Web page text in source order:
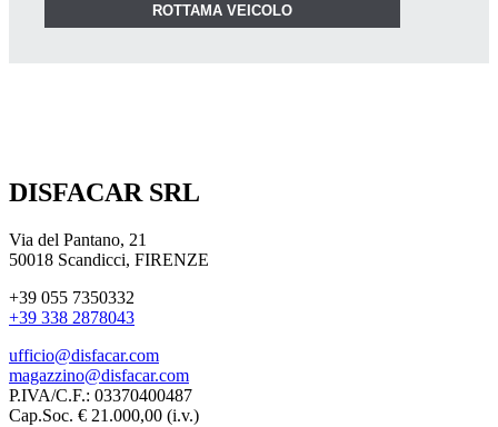
ROTTAMA VEICOLO
DISFACAR SRL
Via del Pantano, 21
50018 Scandicci, FIRENZE
+39 055 7350332
+39 338 2878043
ufficio@disfacar.com
magazzino@disfacar.com
P.IVA/C.F.: 03370400487
Cap.Soc. € 21.000,00 (i.v.)